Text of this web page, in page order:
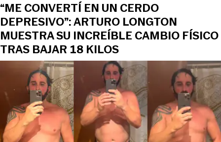
“ME CONVERTÍ EN UN CERDO
DEPRESIVO”: ARTURO LONGTON
MUESTRA SU INCREÍBLE CAMBIO FÍSICO
TRAS BAJAR 18 KILOS